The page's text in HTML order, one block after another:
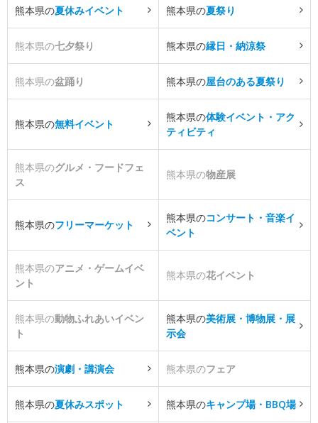
熊本県の夏休みイベント 熊本県の夏祭り
熊本県の七夕祭り 熊本県の縁日・納涼祭
熊本県の盆踊り 熊本県の屋台のある夏祭り
熊本県の無料イベント
熊本県の体験イベント・アク
ティビティ
熊本県のグルメ・フードフェ
ス
熊本県の物産展
熊本県のフリーマーケット
熊本県のコンサート・音楽イ
ベント
熊本県のアニメ・ゲームイベ
ント
熊本県の花イベント
熊本県の動物ふれあいイベン
ト
熊本県の美術展・博物展・展
示会
熊本県の演劇・講演会 熊本県のフェア
熊本県の夏休みスポット 熊本県のキャンプ場・BBQ場